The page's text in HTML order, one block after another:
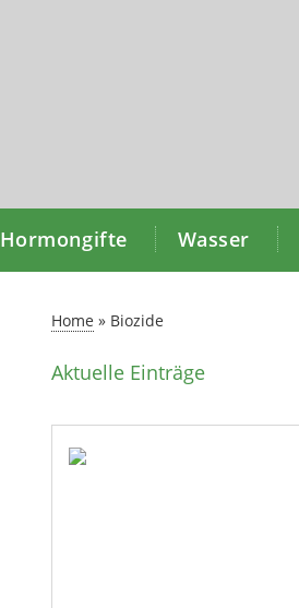
Hormongifte Wasser
Home » Biozide
Aktuelle Einträge